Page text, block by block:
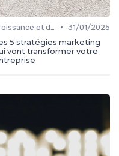
• 31/01/2025
5 stratégies marketing
vont transformer votre